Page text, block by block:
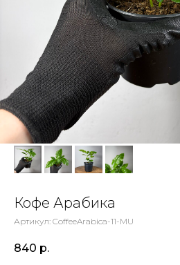
Кофе Арабика
Артикул: CoffeeArabica-11-MU
840 р.